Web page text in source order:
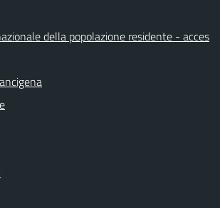
della popolazione residente - acces